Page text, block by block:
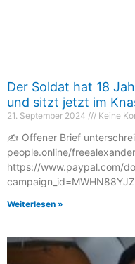
Der Soldat hat 18
und sitzt jetzt im
21. September 2024 Keine
✍️ Offener Brief
people.online/
https://www.paypal.com/
Weiterlesen »